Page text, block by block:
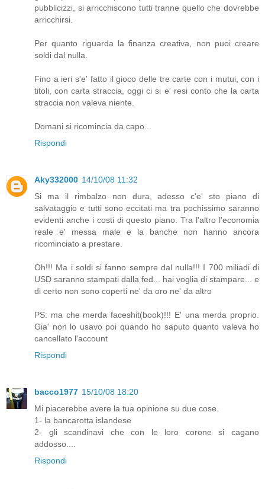
pubblicizzi, si arricchiscono tutti tranne quello che dovrebbe
arricchirsi.
Per quanto riguarda la finanza creativa, non puoi creare
soldi dal nulla.
Fino a ieri s'e' fatto il gioco delle tre carte con i mutui, con i
titoli, con carta straccia, oggi ci si e' resi conto che la carta
straccia non valeva niente.
Domani si ricomincia da capo...
Rispondi
Aky332000 14/10/08 11:32
Si ma il rimbalzo non dura, adesso c'e' sto piano di
salvataggio e tutti sono eccitati ma tra pochissimo saranno
evidenti anche i costi di questo piano. Tra l'altro l'economia
reale e' messa male e la banche non hanno ancora
ricominciato a prestare.
Oh!!! Ma i soldi si fanno sempre dal nulla!!! I 700 miliadi di
USD saranno stampati dalla fed... hai voglia di stampare... e
di certo non sono coperti ne' da oro ne' da altro
PS: ma che merda faceshit(book)!!! E' una merda proprio.
Gia' non lo usavo poi quando ho saputo quanto valeva ho
cancellato l'account
Rispondi
bacco1977 15/10/08 18:20
Mi piacerebbe avere la tua opinione su due cose.
1- la bancarotta islandese
2- gli scandinavi che con le loro corone si cagano
addosso....
Rispondi